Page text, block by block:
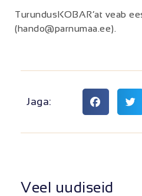
TurundusKOBAR’at veab
(hando@parnumaa.ee).
Jaga:
Veel uudiseid